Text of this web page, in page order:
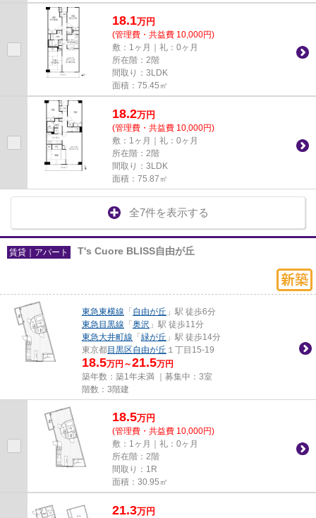
18.1万円
(管理費・共益費 10,000円)
敷：1ヶ月｜礼：0ヶ月
所在階：2階
間取り：3LDK
面積：75.45㎡
18.2万円
(管理費・共益費 10,000円)
敷：1ヶ月｜礼：0ヶ月
所在階：2階
間取り：3LDK
面積：75.87㎡
全7件を表示する
賃貸｜アパート T's Cuore BLISS自由が丘
東急東横線 「 自由が丘 」駅 徒歩6分
東急目黒線 「 奥沢 」駅 徒歩11分
東急大井町線 「 緑が丘 」駅 徒歩14分
東京都目黒区自由が丘 １丁目15-19
18.5万円～21.5万円
築年数：築1年未満 ｜募集中： 3室
階数：3階建
18.5万円
(管理費・共益費 10,000円)
敷：1ヶ月｜礼：0ヶ月
所在階：2階
間取り：1R
面積：30.95㎡
21.3万円